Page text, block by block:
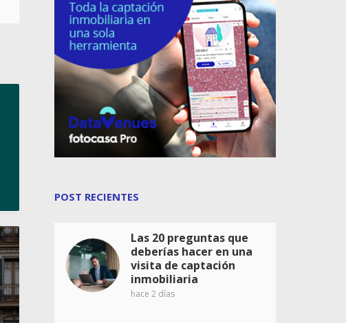
POST RECIENTES
Las 20 preguntas que
deberías hacer en una
visita de captación
inmobiliaria
hace 2 días